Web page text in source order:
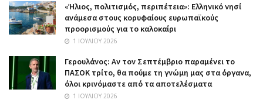
«Ήλιος, πολιτισμός, περιπέτεια»: Ελληνικό νησί
ανάμεσα στους κορυφαίους ευρωπαϊκούς
προορισμούς για το καλοκαίρι
1 ΙΟΥΛΊΟΥ 2026
Γερουλάνος: Αν τον Σεπτέμβριο παραμένει το
ΠΑΣΟΚ τρίτο, θα πούμε τη γνώμη μας στα όργανα,
όλοι κρινόμαστε από τα αποτελέσματα
1 ΙΟΥΛΊΟΥ 2026